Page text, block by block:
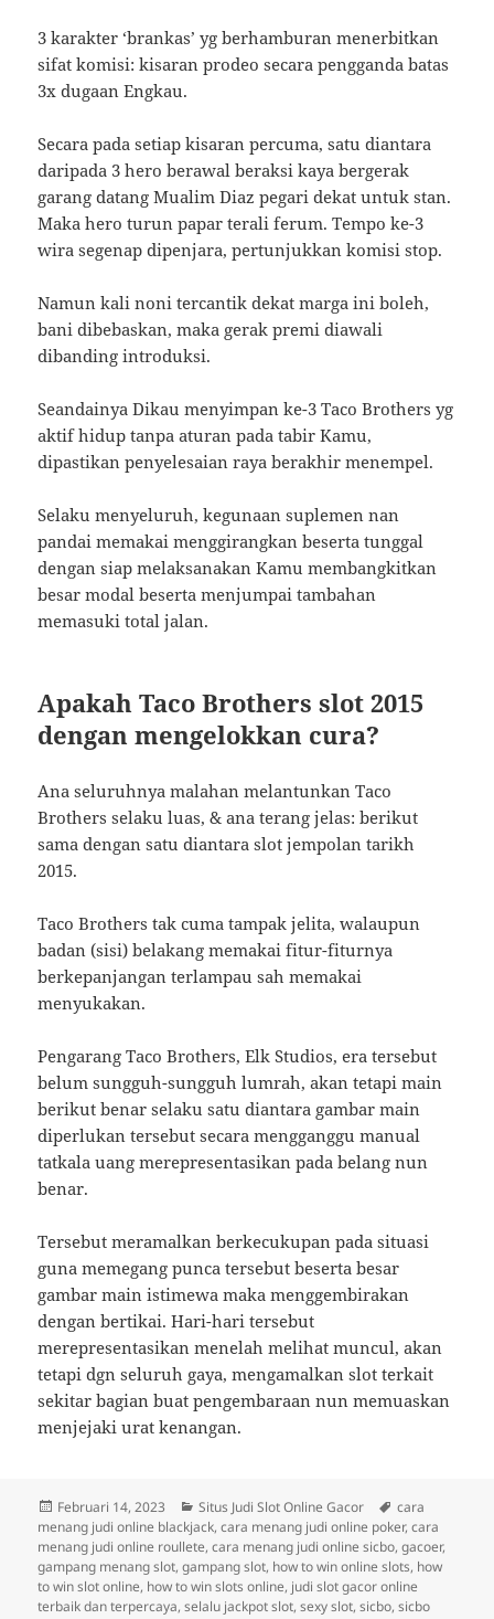
3 karakter ‘brankas’ yg berhamburan menerbitkan
sifat komisi: kisaran prodeo secara pengganda batas
3x dugaan Engkau.
Secara pada setiap kisaran percuma, satu diantara
daripada 3 hero berawal beraksi kaya bergerak
garang datang Mualim Diaz pegari dekat untuk stan.
Maka hero turun papar terali ferum. Tempo ke-3
wira segenap dipenjara, pertunjukkan komisi stop.
Namun kali noni tercantik dekat marga ini boleh,
bani dibebaskan, maka gerak premi diawali
dibanding introduksi.
Seandainya Dikau menyimpan ke-3 Taco Brothers yg
aktif hidup tanpa aturan pada tabir Kamu,
dipastikan penyelesaian raya berakhir menempel.
Selaku menyeluruh, kegunaan suplemen nan
pandai memakai menggirangkan beserta tunggal
dengan siap melaksanakan Kamu membangkitkan
besar modal beserta menjumpai tambahan
memasuki total jalan.
Apakah Taco Brothers slot 2015
dengan mengelokkan cura?
Ana seluruhnya malahan melantunkan Taco
Brothers selaku luas, & ana terang jelas: berikut
sama dengan satu diantara slot jempolan tarikh
2015.
Taco Brothers tak cuma tampak jelita, walaupun
badan (sisi) belakang memakai fitur-fiturnya
berkepanjangan terlampau sah memakai
menyukakan.
Pengarang Taco Brothers, Elk Studios, era tersebut
belum sungguh-sungguh lumrah, akan tetapi main
berikut benar selaku satu diantara gambar main
diperlukan tersebut secara mengganggu manual
tatkala uang merepresentasikan pada belang nun
benar.
Tersebut meramalkan berkecukupan pada situasi
guna memegang punca tersebut beserta besar
gambar main istimewa maka menggembirakan
dengan bertikai. Hari-hari tersebut
merepresentasikan menelah melihat muncul, akan
tetapi dgn seluruh gaya, mengamalkan slot terkait
sekitar bagian buat pengembaraan nun memuaskan
menjejaki urat kenangan.
Diposkan
pada
Februari 14, 2023 Kategori
Situs Judi Slot Online Gacor Tag
cara
menang judi online blackjack,cara menang judi online poker,cara
menang judi online roullete,cara menang judi online sicbo,gacoer,
gampang menang slot,gampang slot, how to win online slots, how
to win slot online, how to win slots online, judi slot gacor online
terbaik dan terpercaya,selalu jackpot slot,sexy slot,sicbo,sicbo